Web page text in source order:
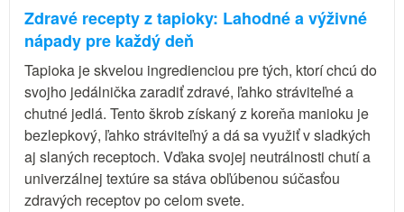
Zdravé recepty z tapioky: Lahodné a výživné
nápady pre každý deň
Tapioka je skvelou ingredienciou pre tých, ktorí chcú do
svojho jedálnička zaradiť zdravé, ľahko stráviteľné a
chutné jedlá. Tento škrob získaný z koreňa manioku je
bezlepkový, ľahko stráviteľný a dá sa využiť v sladkých
aj slaných receptoch. Vďaka svojej neutrálnosti chutí a
univerzálnej textúre sa stáva obľúbenou súčasťou
zdravých receptov po celom svete.